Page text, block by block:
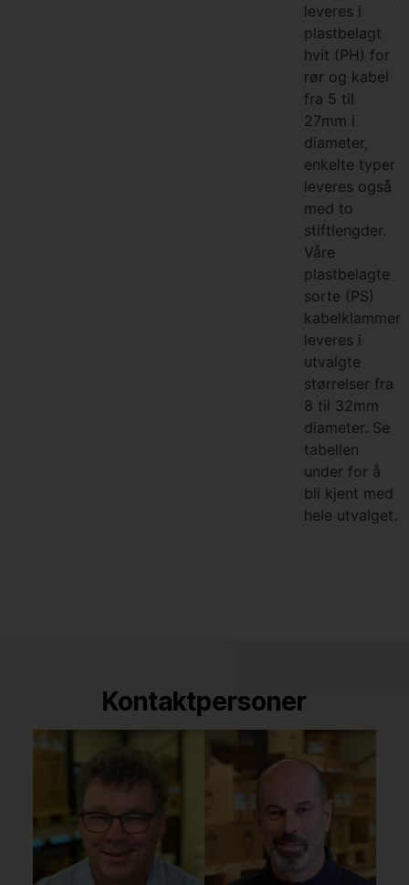
leveres i
plastbelagt
hvit (PH) for
rør og kabel
fra 5 til
27mm i
diameter,
enkelte typer
leveres også
med to
stiftlengder.
Våre
plastbelagte
sorte (PS)
kabelklammer
leveres i
utvalgte
størrelser fra
8 til 32mm
diameter. Se
tabellen
under for å
bli kjent med
hele utvalget.
Kontaktpersoner